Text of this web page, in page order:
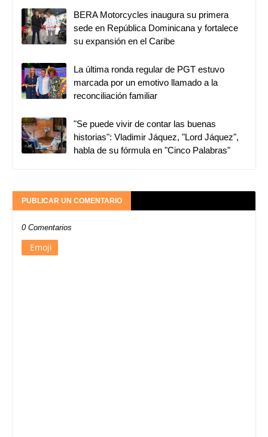
BERA Motorcycles inaugura su primera
sede en República Dominicana y fortalece
su expansión en el Caribe
La última ronda regular de PGT estuvo
marcada por un emotivo llamado a la
reconciliación familiar
"Se puede vivir de contar las buenas
historias": Vladimir Jáquez, "Lord Jáquez",
habla de su fórmula en "Cinco Palabras"
PUBLICAR UN COMENTARIO
0 Comentarios
Emoji